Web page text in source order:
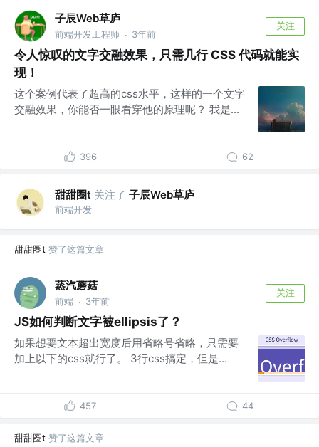
子辰Web草庐
前端开发工程师 · 3年前
关注
令人惊叹的文字交融效果，只需几行 CSS 代码就能实
现！
这个案例代表了超高的css水平，这样的一个文字
交融效果，你能否一眼看穿他的原理呢？ 我是...
396 62
甜甜圈t 关注了 子辰Web草庐
前端开发
甜甜圈t 赞了这篇文章
蒸汽蘑菇
前端 · 3年前
关注
JS如何判断文字被ellipsis了？
如果想要文本超出宽度后用省略号省略，只需要
加上以下的css就行了。 3行css搞定，但是...
457 44
甜甜圈t 赞了这篇文章